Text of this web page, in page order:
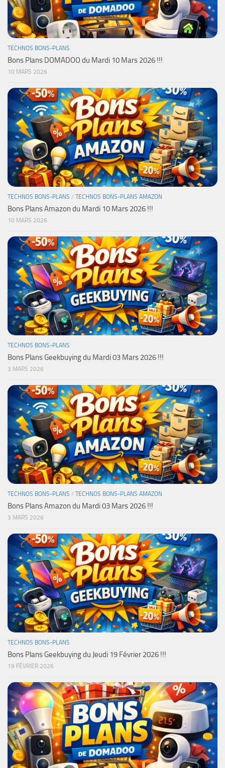
TECHNOS BONS-PLANS
Bons Plans DOMADOO du Mardi 10 Mars 2026 !!!
10 MARS 2026
TECHNOS BONS-PLANS / TECHNOS BONS-PLANS AMAZON
Bons Plans Amazon du Mardi 10 Mars 2026 !!!
10 MARS 2026
TECHNOS BONS-PLANS
Bons Plans Geekbuying du Mardi 03 Mars 2026 !!!
3 MARS 2026
TECHNOS BONS-PLANS / TECHNOS BONS-PLANS AMAZON
Bons Plans Amazon du Mardi 03 Mars 2026 !!!
3 MARS 2026
TECHNOS BONS-PLANS
Bons Plans Geekbuying du Jeudi 19 Février 2026 !!!
19 FÉVRIER 2026